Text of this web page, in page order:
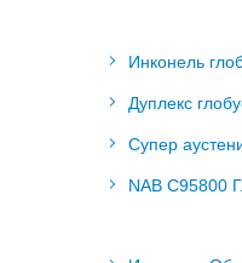
Инконель
Дуплекс
Супер
NAB C95800